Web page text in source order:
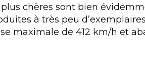
chères sont bien
à très peu
maximale de 412 km/h et